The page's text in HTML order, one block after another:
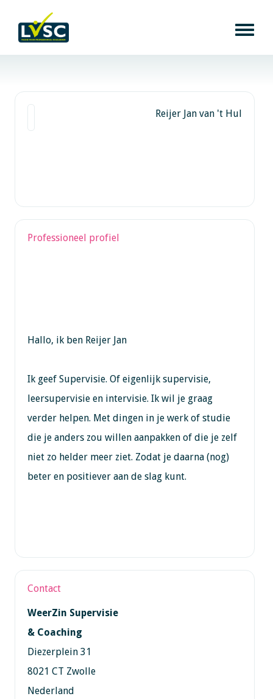
Reijer Jan van 't Hul
Professioneel profiel
Hallo, ik ben Reijer Jan
Ik geef Supervisie. Of eigenlijk supervisie,
leersupervisie en intervisie. Ik wil je graag
verder helpen. Met dingen in je werk of studie
die je anders zou willen aanpakken of die je zelf
niet zo helder meer ziet. Zodat je daarna (nog)
beter en positiever aan de slag kunt.
Contact
WeerZin Supervisie
& Coaching
Diezerplein 31
8021 CT Zwolle
Nederland